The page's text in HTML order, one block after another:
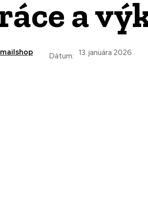
a
Dátum: 13. januára 2026